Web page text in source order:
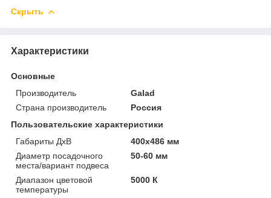
Скрыть
Характеристики
Основные
Производитель
Galad
Страна производитель
Россия
Пользовательские характеристики
Габариты ДхВ
400x486 мм
Диаметр посадочного
места/вариант подвеса
50-60 мм
Диапазон цветовой
температуры
5000 К